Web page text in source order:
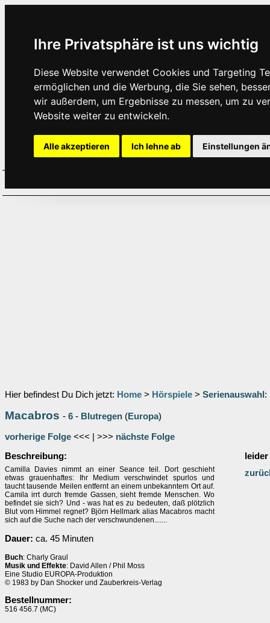
Ihre Privatsphäre ist uns wichtig
Diese Website verwendet Cookies und Targeting
ermöglichen und die Werbung, die Sie sehen,
wir außerdem, um Ergebnisse zu messen, um zu
Website weiter zu entwickeln.
Alle akzeptieren Ich lehne ab Einstellungen
Hier befindest Du Dich jetzt: Home > Hörspiele > Serienauswahl :
Macabros - 6 - Blutregen (Europa)
vorherige Folge <<< | >>> nächste Folge
Beschreibung:
Camilla Davies nimmt an einer Seance teil. Dort geschieht
etwas grauenhaftes: Ihr Medium verschwindet spurlos und
taucht tausende Meilen entfernt an einem unbekanntem Ort auf.
Camila irrt durch fremde Gassen, sieht fremde Menschen. Wo
befindet sie sich? Und - was hat es zu bedeuten, daß plötzlich
Blut vom Himmel regnet? Björn Hellmark alias Macabros macht
sich auf die Suche nach der verschwundenen.......
Dauer: ca. 45 Minuten
Buch: Charly Graul
Musik und Effekte: David Allen / Phil Moss
Eine Studio EUROPA-Produktion
© 1983 by Dan Shocker und Zauberkreis-Verlag
Bestellnummer:
516 456.7 (MC)